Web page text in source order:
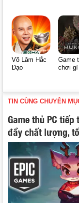
Võ Lâm Hắc
Đạo
Game
chơi gì
TIN CÙNG CHUYÊN
Game thủ PC
đầy chất lượng,